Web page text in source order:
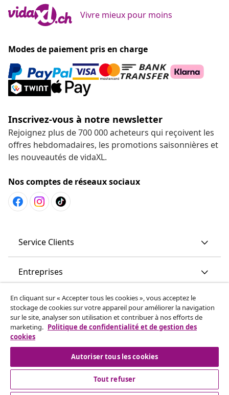
Vivre mieux pour moins
Modes de paiement pris en charge
Inscrivez-vous à notre newsletter
Rejoignez plus de 700 000 acheteurs qui reçoivent les
offres hebdomadaires, les promotions saisonnières et
les nouveautés de vidaXL.
Nos comptes de réseaux sociaux
Service Clients
Entreprises
vidaXL
More content links
En cliquant sur « Accepter tous les cookies », vous acceptez le
stockage de cookies sur votre appareil pour améliorer la navigation
sur le site, analyser son utilisation et contribuer à nos efforts de
marketing. Politique de confidentialité et de gestion des
cookies
Autoriser tous les cookies
Tout refuser